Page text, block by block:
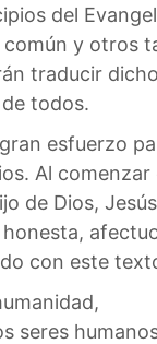
del
común y otros
traducir
todos.
esfuerzo
Al
de Dios,
con este
seres